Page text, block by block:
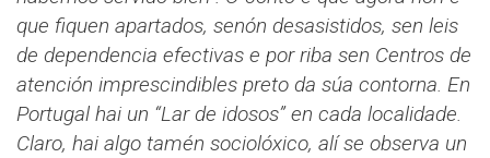
que fiquen apartados, senón desasistidos, sen leis
de dependencia efectivas e por riba sen Centros de
atención imprescindibles preto da súa contorna. En
Portugal hai un “Lar de idosos” en cada localidade.
Claro, hai algo tamén sociolóxico, alí se observa un